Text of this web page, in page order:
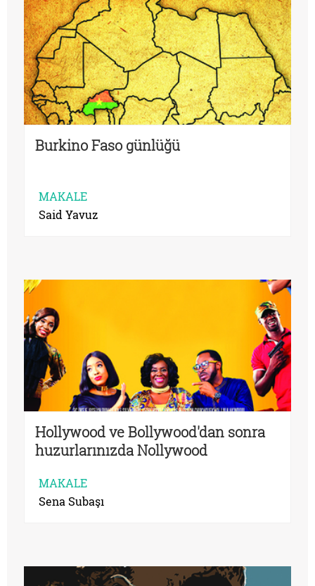
Burkino Faso günlüğü
MAKALE
Said Yavuz
Hollywood ve Bollywood'dan sonra
huzurlarınızda Nollywood
MAKALE
Sena Subaşı